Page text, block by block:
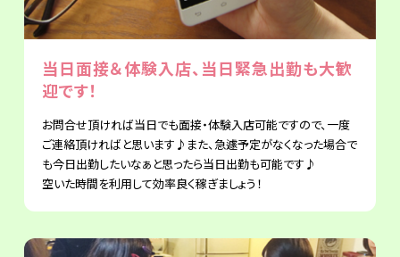
当日面接＆体験入店、当日緊急出勤も大歓
迎です！
お問合せ頂ければ当日でも面接・体験入店可能ですので、一度
ご連絡頂ければと思います♪また、急遽予定がなくなった場合で
も今日出勤したいなぁと思ったら当日出勤も可能です♪
空いた時間を利用して効率良く稼ぎましょう！